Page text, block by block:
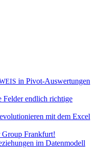
in Pivot-Auswertungen
Felder endlich richtige
mit dem Excel
Group Frankfurt!
im Datenmodell